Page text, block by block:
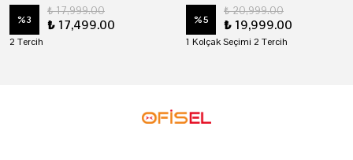
%3
₺ 17,999.00
₺ 17,499.00
2 Tercih
%5
₺ 20,999.00
₺ 19,999.00
1 Kolçak Seçimi 2 Tercih